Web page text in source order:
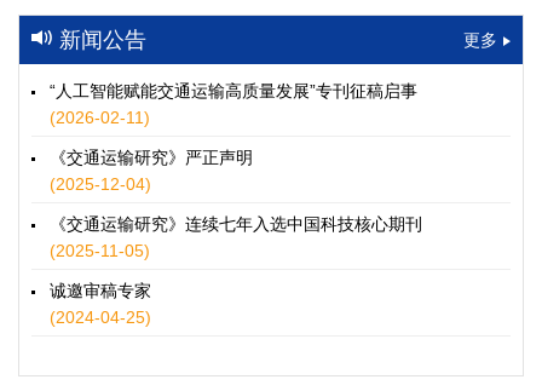
高速公路充电设施技术规划综述：场景需求、技术路线与配置
策略
2026, 12(3): 109-124.https://doi.org/10.16503/j.cnki.2095-
9931.2026.03.009
摘要 (
HTML
水运港-船多能源融合技术及集成应用——以宁波舟山港穿山港
童亮, 袁裕鹏, 袁成清, 唐道贵, 钟晓晖, 严新平
2026, 12(3): 125-136.
9931.2026.03.010
摘要 (30 ) HTML
师瑞峰, 程龙飞, 张凌志, 王亚彬, 刘状壮
新闻公告 更多
“人工智能赋能交通运输高质量发展”专刊征稿启事
(2026-02-11)
《交通运输研究》严正声明
(2025-12-04)
《交通运输研究》连续七年入选中国科技核心期刊
(2025-11-05)
诚邀审稿专家
(2024-04-25)